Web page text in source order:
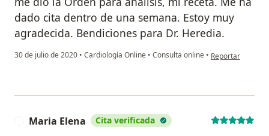
dado cita dentro de una semana. Estoy muy
agradecida. Bendiciones para Dr. Heredia.
30 de julio de 2020 • Cardiología Online • Consulta online • en opinión del
Reportar
Maria Elena Cita verificada